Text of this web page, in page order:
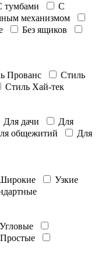
тумбами
С
механизмом
Без ящиков
Прованс
Стиль
Стиль Хай-тек
Для дачи
Для
общежитий
Для
Узкие
Угловые
Простые